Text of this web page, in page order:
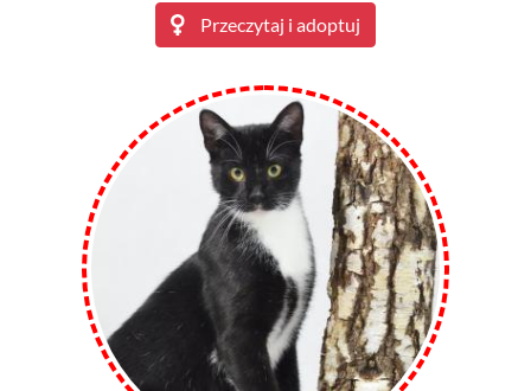
Przeczytaj i adoptuj